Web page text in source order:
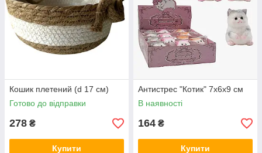
Кошик плетений (d 17 см)
Готово до відправки
278 ₴
Купити
Антистрес "Котик" 7х6х9 см
В наявності
164 ₴
Купити